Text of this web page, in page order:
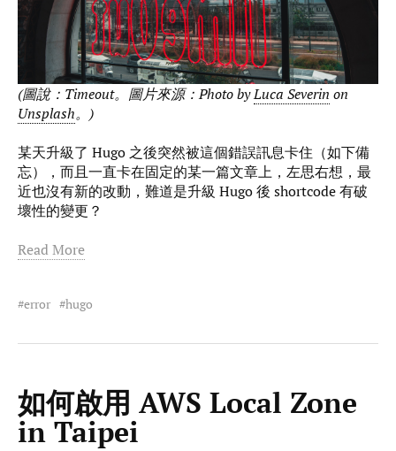
(圖說：Timeout。圖片來源：Photo byLuca Severin on
Unsplash。)
某天升級了 Hugo 之後突然被這個錯誤訊息卡住（如下備
忘），而且一直卡在固定的某一篇文章上，左思右想，最
近也沒有新的改動，難道是升級 Hugo 後 shortcode 有破
壞性的變更？
Read More
error hugo
如何啟用 AWS Local Zone
in Taipei